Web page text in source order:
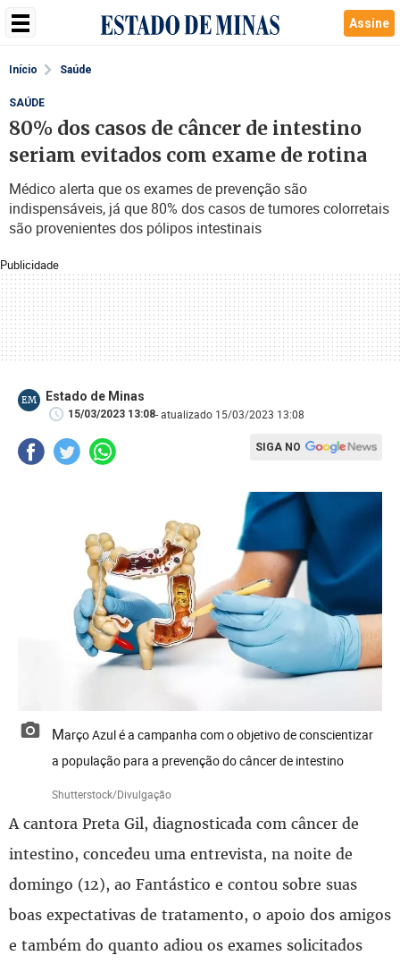
Assine
Início Saúde
Publicidade
SAÚDE
80% dos casos de câncer de intestino
seriam evitados com exame de rotina
Médico alerta que os exames de prevenção são
indispensáveis, já que 80% dos casos de tumores colorretais
são provenientes dos pólipos intestinais
EM Estado de Minas
15/03/2023 13:08- atualizado 15/03/2023 13:08
SIGA NO
Março Azul é a campanha com o objetivo de conscientizar
a população para a prevenção do câncer de intestino
Shutterstock/Divulgação
A cantora Preta Gil, diagnosticada com câncer de
intestino, concedeu uma entrevista, na noite de
domingo (12), ao Fantástico e contou sobre suas
boas expectativas de tratamento, o apoio dos amigos
e também do quanto adiou os exames solicitados